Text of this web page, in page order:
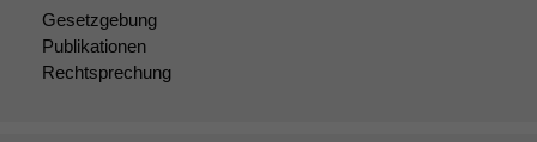
Gesetzgebung
Publikationen
Rechtsprechung